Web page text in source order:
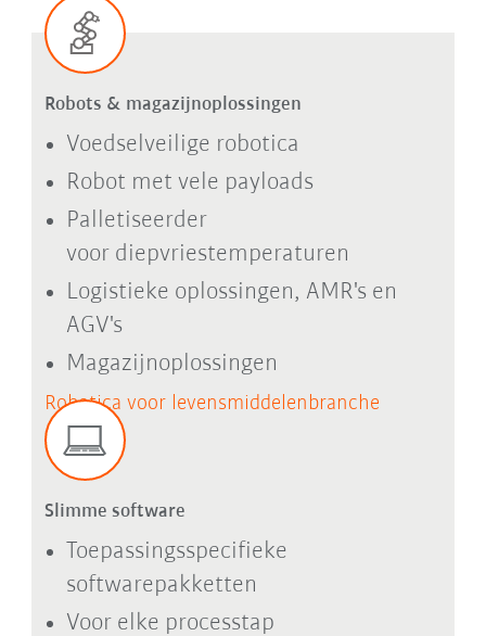
Robots & magazijnoplossingen
Voedselveilige robotica
Robot met vele payloads
Palletiseerder
voor diepvriestemperaturen
Logistieke oplossingen, AMR's en
AGV's
Magazijnoplossingen
Robotica voor levensmiddelenbranche
Slimme software
Toepassingsspecifieke
softwarepakketten
Voor elke processtap